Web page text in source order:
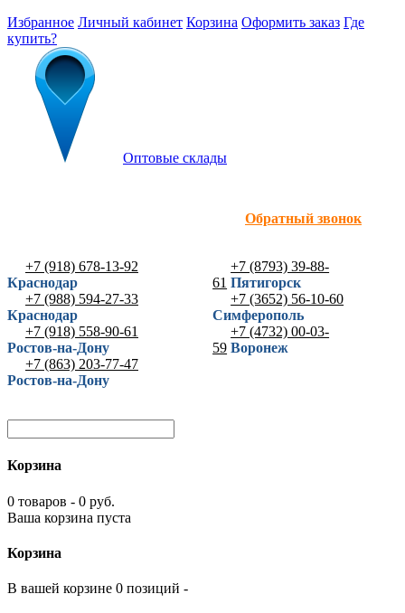
Избранное Личный кабинет Корзина Оформить заказ Где
купить?
Оптовые склады
Обратный звонок
+7 (918) 678-13-92
Краснодар
+7 (988) 594-27-33
Краснодар
+7 (918) 558-90-61
Ростов-на-Дону
+7 (863) 203-77-47
Ростов-на-Дону
+7 (8793) 39-88-
61 Пятигорск
+7 (3652) 56-10-60
Симферополь
+7 (4732) 00-03-
59 Воронеж
Корзина
0 товаров - 0 руб.
Ваша корзина пуста
Корзина
В вашей корзине 0 позиций -